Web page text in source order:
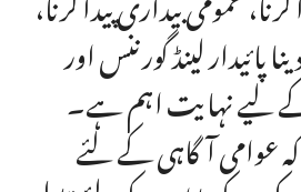
پائیدار لینڈ گورننس اور
لیے نہایت اہم ہے۔
عوامی آگاہی کے لئے